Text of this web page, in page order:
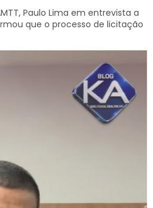
Paulo Lima em entrevista a
que o processo de licitação